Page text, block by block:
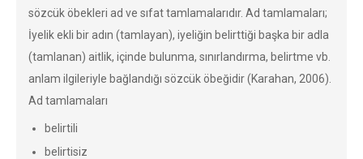
sözcük öbekleri ad ve sıfat tamlamalarıdır. Ad tamlamaları;
İyelik ekli bir adın (tamlayan), iyeliğin belirttiği başka bir adla
(tamlanan) aitlik, içinde bulunma, sınırlandırma, belirtme vb.
anlam ilgileriyle bağlandığı sözcük öbeğidir (Karahan, 2006).
Ad tamlamaları
belirtili
belirtisiz